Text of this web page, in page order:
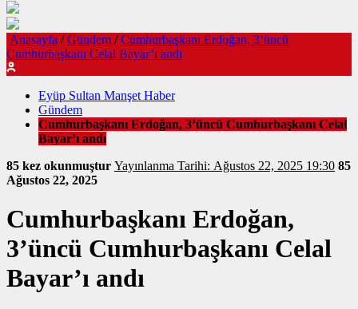
Anasayfa / Gündem / Cumhurbaşkanı Erdoğan, 3’üncü
Cumhurbaşkanı Celal Bayar’ı andı
Eyüp Sultan Manşet Haber
Gündem
Cumhurbaşkanı Erdoğan, 3’üncü Cumhurbaşkanı Celal
Bayar’ı andı
85 kez okunmuştur
Yayınlanma Tarihi: Ağustos 22, 2025 19:30 85
Ağustos 22, 2025
Cumhurbaşkanı Erdoğan,
3’üncü Cumhurbaşkanı Celal
Bayar’ı andı